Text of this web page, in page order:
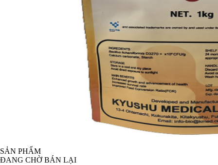
SẢN PHẨM
ĐANG CHỜ BÁN LẠI